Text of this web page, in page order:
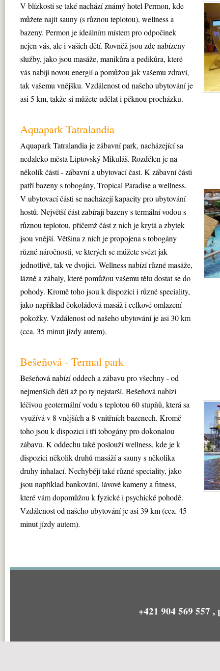
V blízkosti se také nachází známý hotel Permon, kde
můžete najít sauny (s různou teplotou), wellness a
bazeny. Permon je ideálním místem pro odpočinek
nejen vás, ale i vašich dětí. Rovněž jsou zde nabízeny
služby, jako jsou masáže, manikůra a pedikůra, které
vás nabijí novou energií a pomůžou jak vašemu zdraví,
tak vašemu vnějšku. Vzdálenost od našeho ubytování je
asi 5 km, takže si můžete udělat i pěknou procházku.
Aquapark Tatralandia
Aquapark Tatralandia je zábavní park, nacházející sa
nedaleko města Liptovský Mikuláš. Rozdělen je na
několik částí - zábavní a ubytovací čast. K zábavní části
patří bazeny s tobogány, Tropical Paradise a wellness.
V ubytovací části se nacházejí kapacity pro ubytování
hostů. Největší část zabírají bazeny s termální vodou s
různou teplotou, přičemž část z nich je krytá a zbytek
jsou vnější. Většina z nich je propojena s tobogány
různé náročnosti, ve kterých se múžete svézt jak
jednotlivě, tak ve dvojici. Wellness nabízí různé masáže,
lázně a zábaly, které pomůžou vašemu tělu dostat se do
pohody. Kromě toho jsou k dispozici i různé speciality,
jako například čokoládová masáž i celkové omlazení
pokožky. Vzdálenost od našeho ubytování je asi 30 km
(cca. 35 minut jízdy autem).
Bešeňová - Termal park
Bešeňová nabízí oddech a zábavu pro všechny - od
nejmenších dětí až po ty nejstarší. Bešeňová nabízí
léčivou geotermální vodu s teplotou 60 stupňů, která sa
využívá v 8 vnějších a 8 vnitřních bazenech. Kromě
toho jsou k dispozici i tři tobogány pro dokonalou
zábavu. K oddechu také poslouží wellness, kde je k
dispozici několik druhů masáží a sauny s několika
druhy inhalací. Nechybějí také různé speciality, jako
jsou například bankování, lávové kameny a fitness,
které vám dopomůžou k fyzické i psychické pohodě.
Vzdálenost od našeho ubytování je asi 39 km (cca. 45
minut jízdy autem).
+421 904 569 557 ,